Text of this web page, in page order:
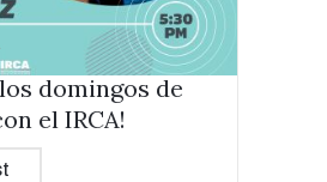
domingos de
el IRCA!